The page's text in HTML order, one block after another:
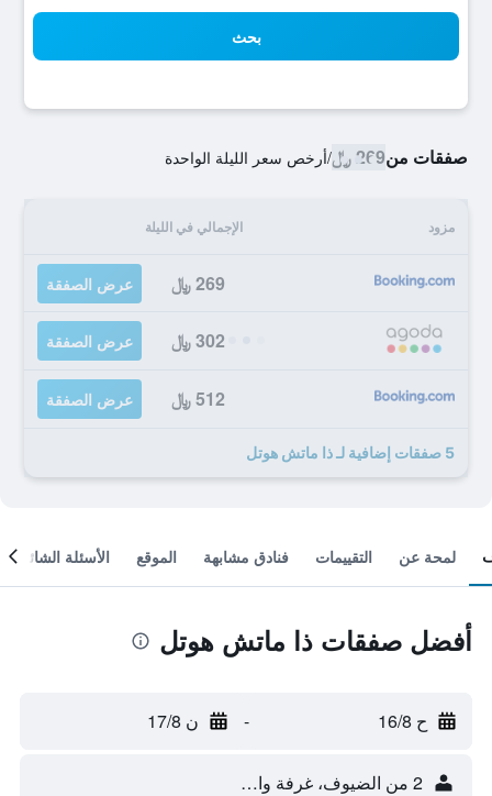
بحث
صفقات من269 ﷼ /أرخص سعر الليلة الواحدة
مزود الإجمالي في الليلة
269 ﷼ عرض الصفقة
302 ﷼ عرض الصفقة
512 ﷼ عرض الصفقة
5 صفقات إضافية لـ ذا ماتش هوتل
لمحة عن التقييمات فنادق مشابهة الموقع الأسئلة الشائعة
أفضل صفقات ذا ماتش هوتل
ح 16/8 - ن 17/8
2 من الضيوف، غرفة واحدة